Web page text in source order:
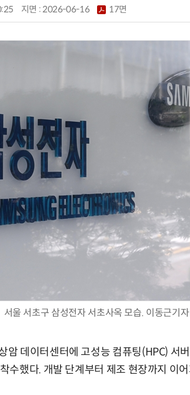
지면 :2026-06-16 17면
서울 서초구 삼성전자 서초사옥 모습. 이동근
암 데이터센터에 고성능 컴퓨팅(HPC) 서
수했다. 개발 단계부터 제조 현장까지 이